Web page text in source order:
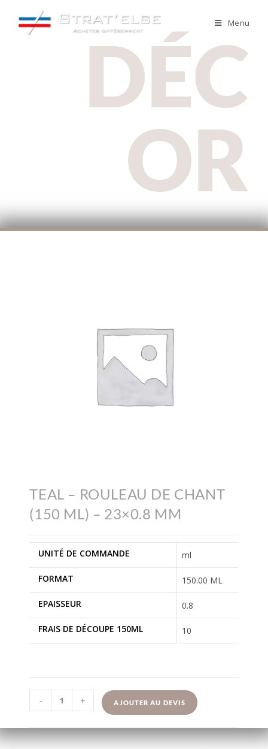
Menu
DÉC
OR
TEAL – ROULEAU DE CHANT
(150 ML) – 23×0.8 MM
UNITÉ DE COMMANDE ml
FORMAT 150.00 ML
EPAISSEUR 0.8
FRAIS DE DÉCOUPE 150ML 10
- + AJOUTER AU DEVIS